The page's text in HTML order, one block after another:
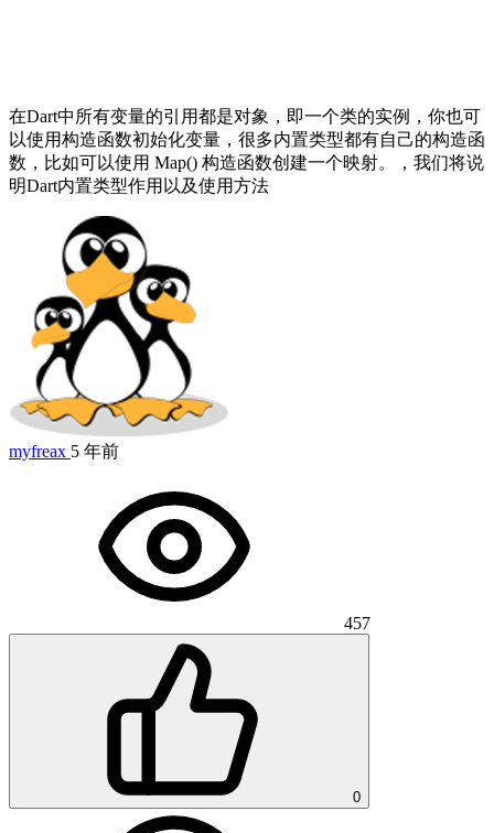
在Dart中所有变量的引用都是对象，即一个类的实例，你也可
以使用构造函数初始化变量，很多内置类型都有自己的构造函
数，比如可以使用 Map() 构造函数创建一个映射。，我们将说
明Dart内置类型作用以及使用方法
myfreax 5 年前
457
0